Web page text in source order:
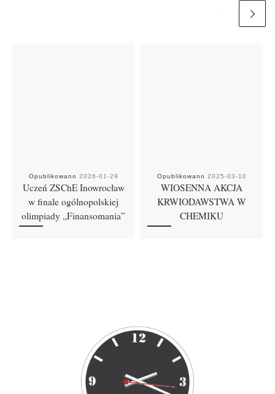
Opublikowano 2026-01-29
Uczeń ZSChE Inowrocław
w finale ogólnopolskiej
olimpiady „Finansomania”
Opublikowano 2025-03-10
WIOSENNA AKCJA
KRWIODAWSTWA W
CHEMIKU